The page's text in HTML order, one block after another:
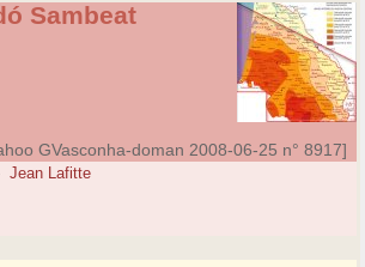
Sambeat
GVasconha-doman 2008-06-25 n° 8917]
Jean Lafitte